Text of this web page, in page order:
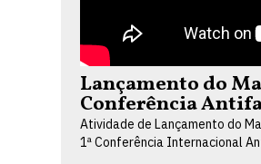
Lançamento do
Conferência
Atividade de Lançamento do
1ª Conferência Internacional